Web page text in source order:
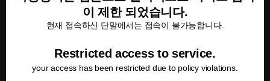
이 제한 되었습니다.
현재 접속하신 단말에서는 접속이 불가능합니다.
Restricted access to service.
your access has been restricted due to policy violations.